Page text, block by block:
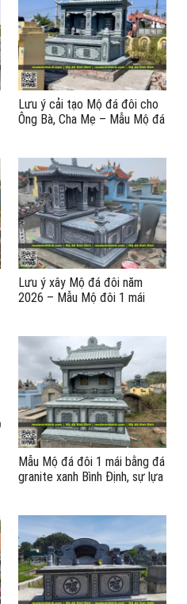
Lưu ý cải tạo Mộ đá đôi cho
Ông Bà, Cha Mẹ – Mẫu Mộ đá
Lưu ý xây Mộ đá đôi năm
2026 – Mẫu Mộ đôi 1 mái
Mẫu Mộ đá đôi 1 mái bằng đá
granite xanh Bình Định, sự lựa